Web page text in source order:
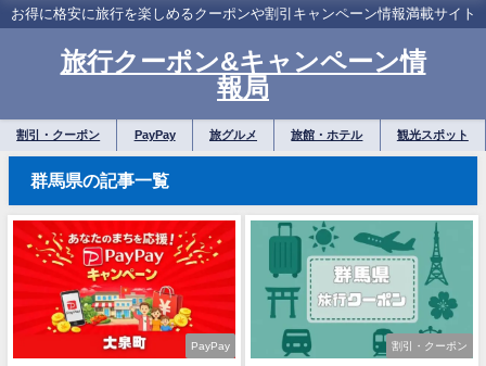
お得に格安に旅行を楽しめるクーポンや割引キャンペーン情報満載サイト
旅行クーポン&キャンペーン情
報局
割引・クーポン PayPay 旅グルメ 旅館・ホテル 観光スポット
群馬県の記事一覧
PayPay 割引・クーポン